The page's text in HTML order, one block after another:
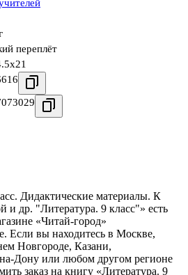
переплёт
Дидактические материалы. К
др. "Литература. 9 класс"» есть
«Читай-город»
Если вы находитесь в Москве,
Новгороде, Казани,
Дону или любом другом регионе
заказ на книгу «Литература. 9